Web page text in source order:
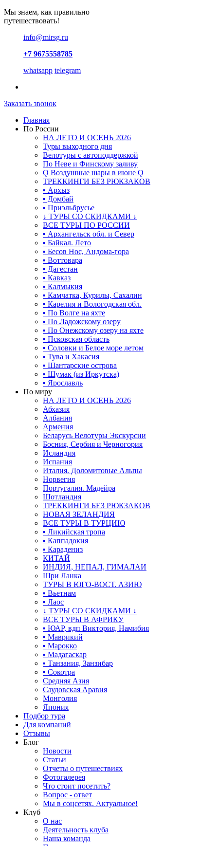
Мы знаем, как правильно
путешествовать!
info@mirsg.ru
+7 9675558785
whatsapp telegram
Заказать звонок
Главная
По России
НА ЛЕТО И ОСЕНЬ 2026
Туры выходного дня
Велотуры с автоподдержкой
По Неве и Финскому заливу
Ǫ Воздушные шары в июне Ǫ
ТРЕККИНГИ БЕЗ РЮКЗАКОВ
▪ Архыз
▪ Домбай
▪ Приэльбрусье
↓ ТУРЫ СО СКИДКАМИ ↓
ВСЕ ТУРЫ ПО РОССИИ
▪ Архангельск обл. и Север
▪ Байкал. Лето
▪ Бесов Нос, Андома-гора
▪ Воттовара
▪ Дагестан
▪ Кавказ
▪ Калмыкия
▪ Камчатка, Курилы, Сахалин
▪ Карелия и Вологодская обл.
▪ По Волге на яхте
▪ По Ладожскому озеру
▪ По Онежскому озеру на яхте
▪ Псковская область
▪ Соловки и Белое море летом
▪ Тува и Хакасия
▪ Шантарские острова
▪ Шумак (из Иркутска)
▪ Ярославль
По миру
НА ЛЕТО И ОСЕНЬ 2026
Абхазия
Албания
Армения
Беларусь Велотуры Экскурсии
Босния, Сербия и Черногория
Исландия
Испания
Италия. Доломитовые Альпы
Норвегия
Португалия. Мадейра
Шотландия
ТРЕККИНГИ БЕЗ РЮКЗАКОВ
НОВАЯ ЗЕЛАНДИЯ
ВСЕ ТУРЫ В ТУРЦИЮ
▪ Ликийская тропа
▪ Каппадокия
▪ Карадениз
КИТАЙ
ИНДИЯ, НЕПАЛ, ГИМАЛАИ
Шри Ланка
ТУРЫ В ЮГО-ВОСТ. АЗИЮ
▪ Вьетнам
▪ Лаос
↓ ТУРЫ СО СКИДКАМИ ↓
ВСЕ ТУРЫ В АФРИКУ
▪ ЮАР, вдп Виктория, Намибия
▪ Маврикий
▪ Марокко
▪ Мадагаскар
▪ Танзания, Занзибар
▪ Сокотра
Средняя Азия
Саудовская Аравия
Монголия
Япония
Подбор тура
Для компаний
Отзывы
Блог
Новости
Статьи
Отчеты о путешествиях
Фотогалерея
Что стоит посетить?
Вопрос - ответ
Мы в соцсетях. Актуальное!
Клуб
О нас
Деятельность клуба
Наша команда